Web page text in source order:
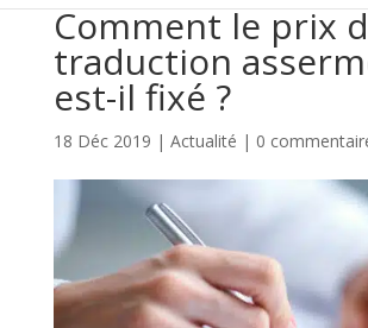
Comment le prix
traduction
est-il fixé ?
18 Déc 2019 | Actualité | 0